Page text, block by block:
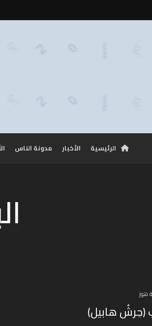
الرئيسية الأخبار مدونة الناس
هوز
(حِرشُ هابيل)